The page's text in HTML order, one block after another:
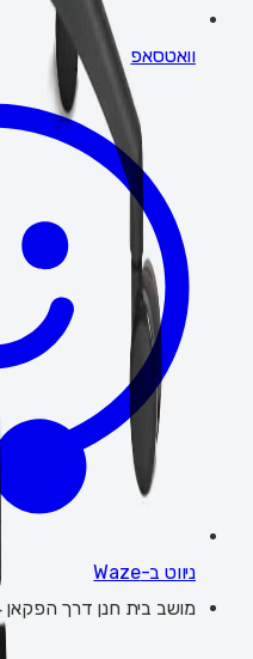
וואטסאפ
ניווט ב-Waze
מושב בית חנן דרך הפקאן 4